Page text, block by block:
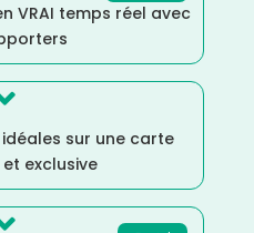
VRAI temps réel avec
sur une carte
exclusive